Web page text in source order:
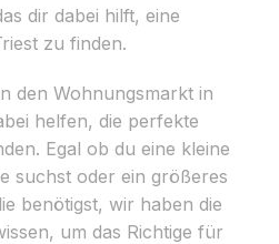
dir dabei hilft, eine
zu finden.
den Wohnungsmarkt in
helfen, die perfekte
Egal ob du eine kleine
suchst oder ein größeres
benötigst, wir haben die
um das Richtige für